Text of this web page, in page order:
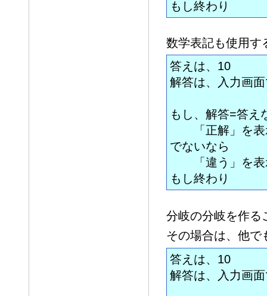
もし終わり
数学表記も使用す
答えは、10
解答は、入力画
もし、解答=答え
「正解」を表
でないなら
「違う」を表
もし終わり
分岐の分岐を作る
その場合は、他
答えは、10
解答は、入力画